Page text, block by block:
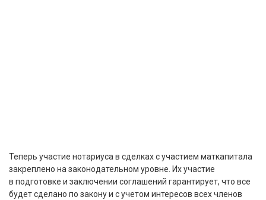
Теперь участие нотариуса в сделках с участием маткапитала
закреплено на законодательном уровне. Их участие
в подготовке и заключении соглашений гарантирует, что все
будет сделано по закону и с учетом интересов всех членов